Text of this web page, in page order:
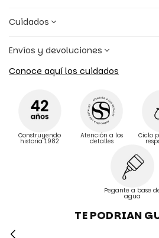
Cuidados
Envíos y devoluciones
Conoce aquí los cuidados
Construyendo
historia 1982
Atención a los
detalles
Ciclo
Pegante a base
agua
TE PODRIAN